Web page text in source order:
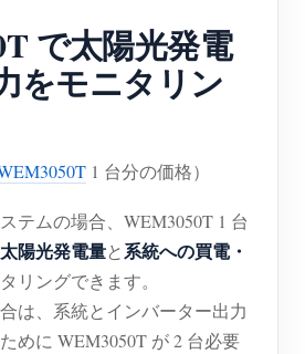
で太陽光発電
をモニタリン
1 台分の価格）
テムの場合、WEM3050T 1 台
陽光発電量と系統への買電・
リングできます。
は、系統とインバーター出力
めに WEM3050T が 2 台必要